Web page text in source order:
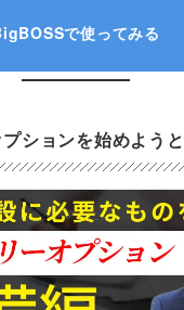
で使ってみる
ションを始めよう